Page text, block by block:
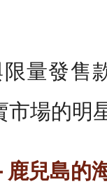
量發售
場的明
兒島的